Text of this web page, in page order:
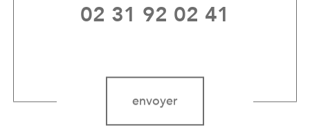
02 31 92 02 41
envoyer